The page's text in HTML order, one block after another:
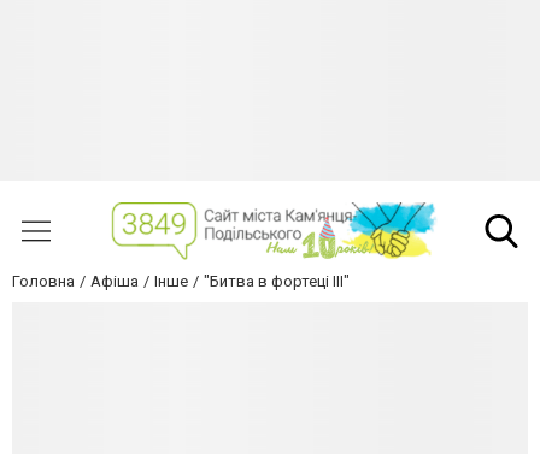
Головна Афіша Інше "Битва в фортеці III"